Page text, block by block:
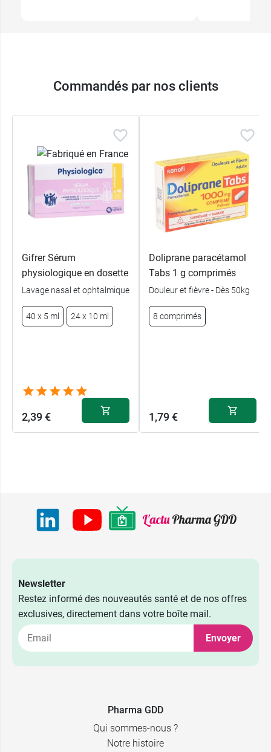
Commandés par nos clients
Gifrer Sérum
physiologique en dosette
Lavage nasal et ophtalmique
40 x 5 ml 24 x 10 ml
2,39 €
Doliprane paracétamol
Tabs 1 g comprimés
Douleur et fièvre - Dès 50kg
8 comprimés
1,79 €
Newsletter
Restez informé des nouveautés santé et de nos offres
exclusives, directement dans votre boîte mail.
Envoyer
Pharma GDD
Qui sommes-nous ?
Notre histoire